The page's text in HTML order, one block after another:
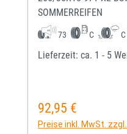
SOMMERREIFEN
73 C C
Lieferzeit: ca. 1 - 5
Regulärer Preis:
92,95 €
Preise inkl. MwSt.